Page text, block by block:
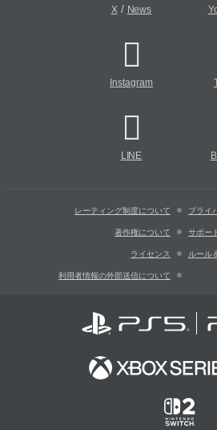
X/ News
Instagram
LINE
レーティング制度について プライ
著作権について サポー
ライセンス ルール
利用者情報の外部送信について